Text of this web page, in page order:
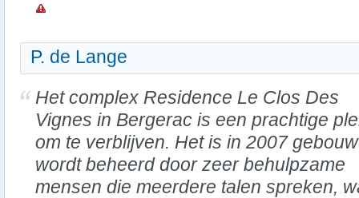
P. de Lange
Het complex Residence Le Clos Des
Vignes in Bergerac is een prachtige
om te verblijven. Het is in 2007
wordt beheerd door zeer behulpzame
mensen die meerdere talen spreken,